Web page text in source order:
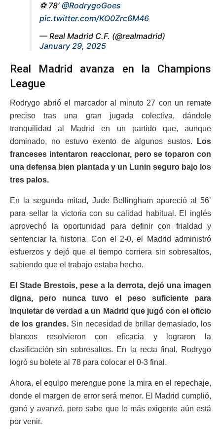
⚽ 78′ @RodrygoGoes
pic.twitter.com/KO0Zrc6M46
— Real Madrid C.F. (@realmadrid)
January 29, 2025
Real Madrid avanza en la Champions
League
Rodrygo abrió el marcador al minuto 27 con un remate
preciso tras una gran jugada colectiva, dándole
tranquilidad al Madrid en un partido que, aunque
dominado, no estuvo exento de algunos sustos.
Los
franceses intentaron reaccionar, pero se toparon con
una defensa bien plantada y un Lunin seguro bajo los
tres palos.
En la segunda mitad, Jude Bellingham apareció al 56’
para sellar la victoria con su calidad habitual. El inglés
aprovechó la oportunidad para definir con frialdad y
sentenciar la historia. Con el 2-0, el Madrid administró
esfuerzos y dejó que el tiempo corriera sin sobresaltos,
sabiendo que el trabajo estaba hecho.
El Stade Brestois, pese a la derrota, dejó una imagen
digna, pero nunca tuvo el peso suficiente para
inquietar de verdad a un Madrid que jugó con el oficio
de los grandes.Sin necesidad de brillar demasiado, los
blancos resolvieron con eficacia y lograron la
clasificación sin sobresaltos. En la recta final, Rodrygo
logró su bolete al 78 para colocar el 0-3 final.
Ahora, el equipo merengue pone la mira en el repechaje,
donde el margen de error será menor. El Madrid cumplió,
ganó y avanzó, pero sabe que lo más exigente aún está
por venir.